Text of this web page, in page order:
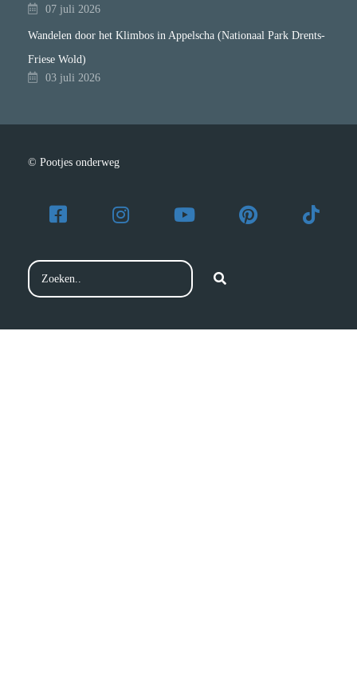
07 juli 2026
Wandelen door het Klimbos in Appelscha (Nationaal Park Drents-
Friese Wold)
03 juli 2026
© Pootjes onderweg